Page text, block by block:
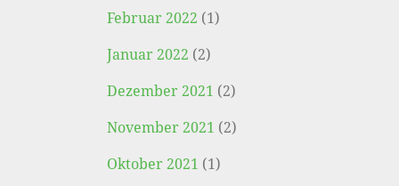
Februar 2022 (1)
Januar 2022 (2)
Dezember 2021 (2)
November 2021 (2)
Oktober 2021 (1)